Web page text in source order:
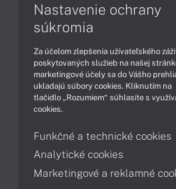
Technológie
Obsah
Možnosti
Podpora a servis
Servisné služby
Kontakty
Nastavenie ochrany
súkromia
Za účelom zlepšenia užívateľského
poskytovaných služieb na našej
marketingové účely sa do Vášho
ukladajú súbory cookies. Kliknutím na
tlačidlo „Rozumiem“ súhlasíte s
cookies.
Funkčné a technické cookies
Analytické cookies
Marketingové a reklamné